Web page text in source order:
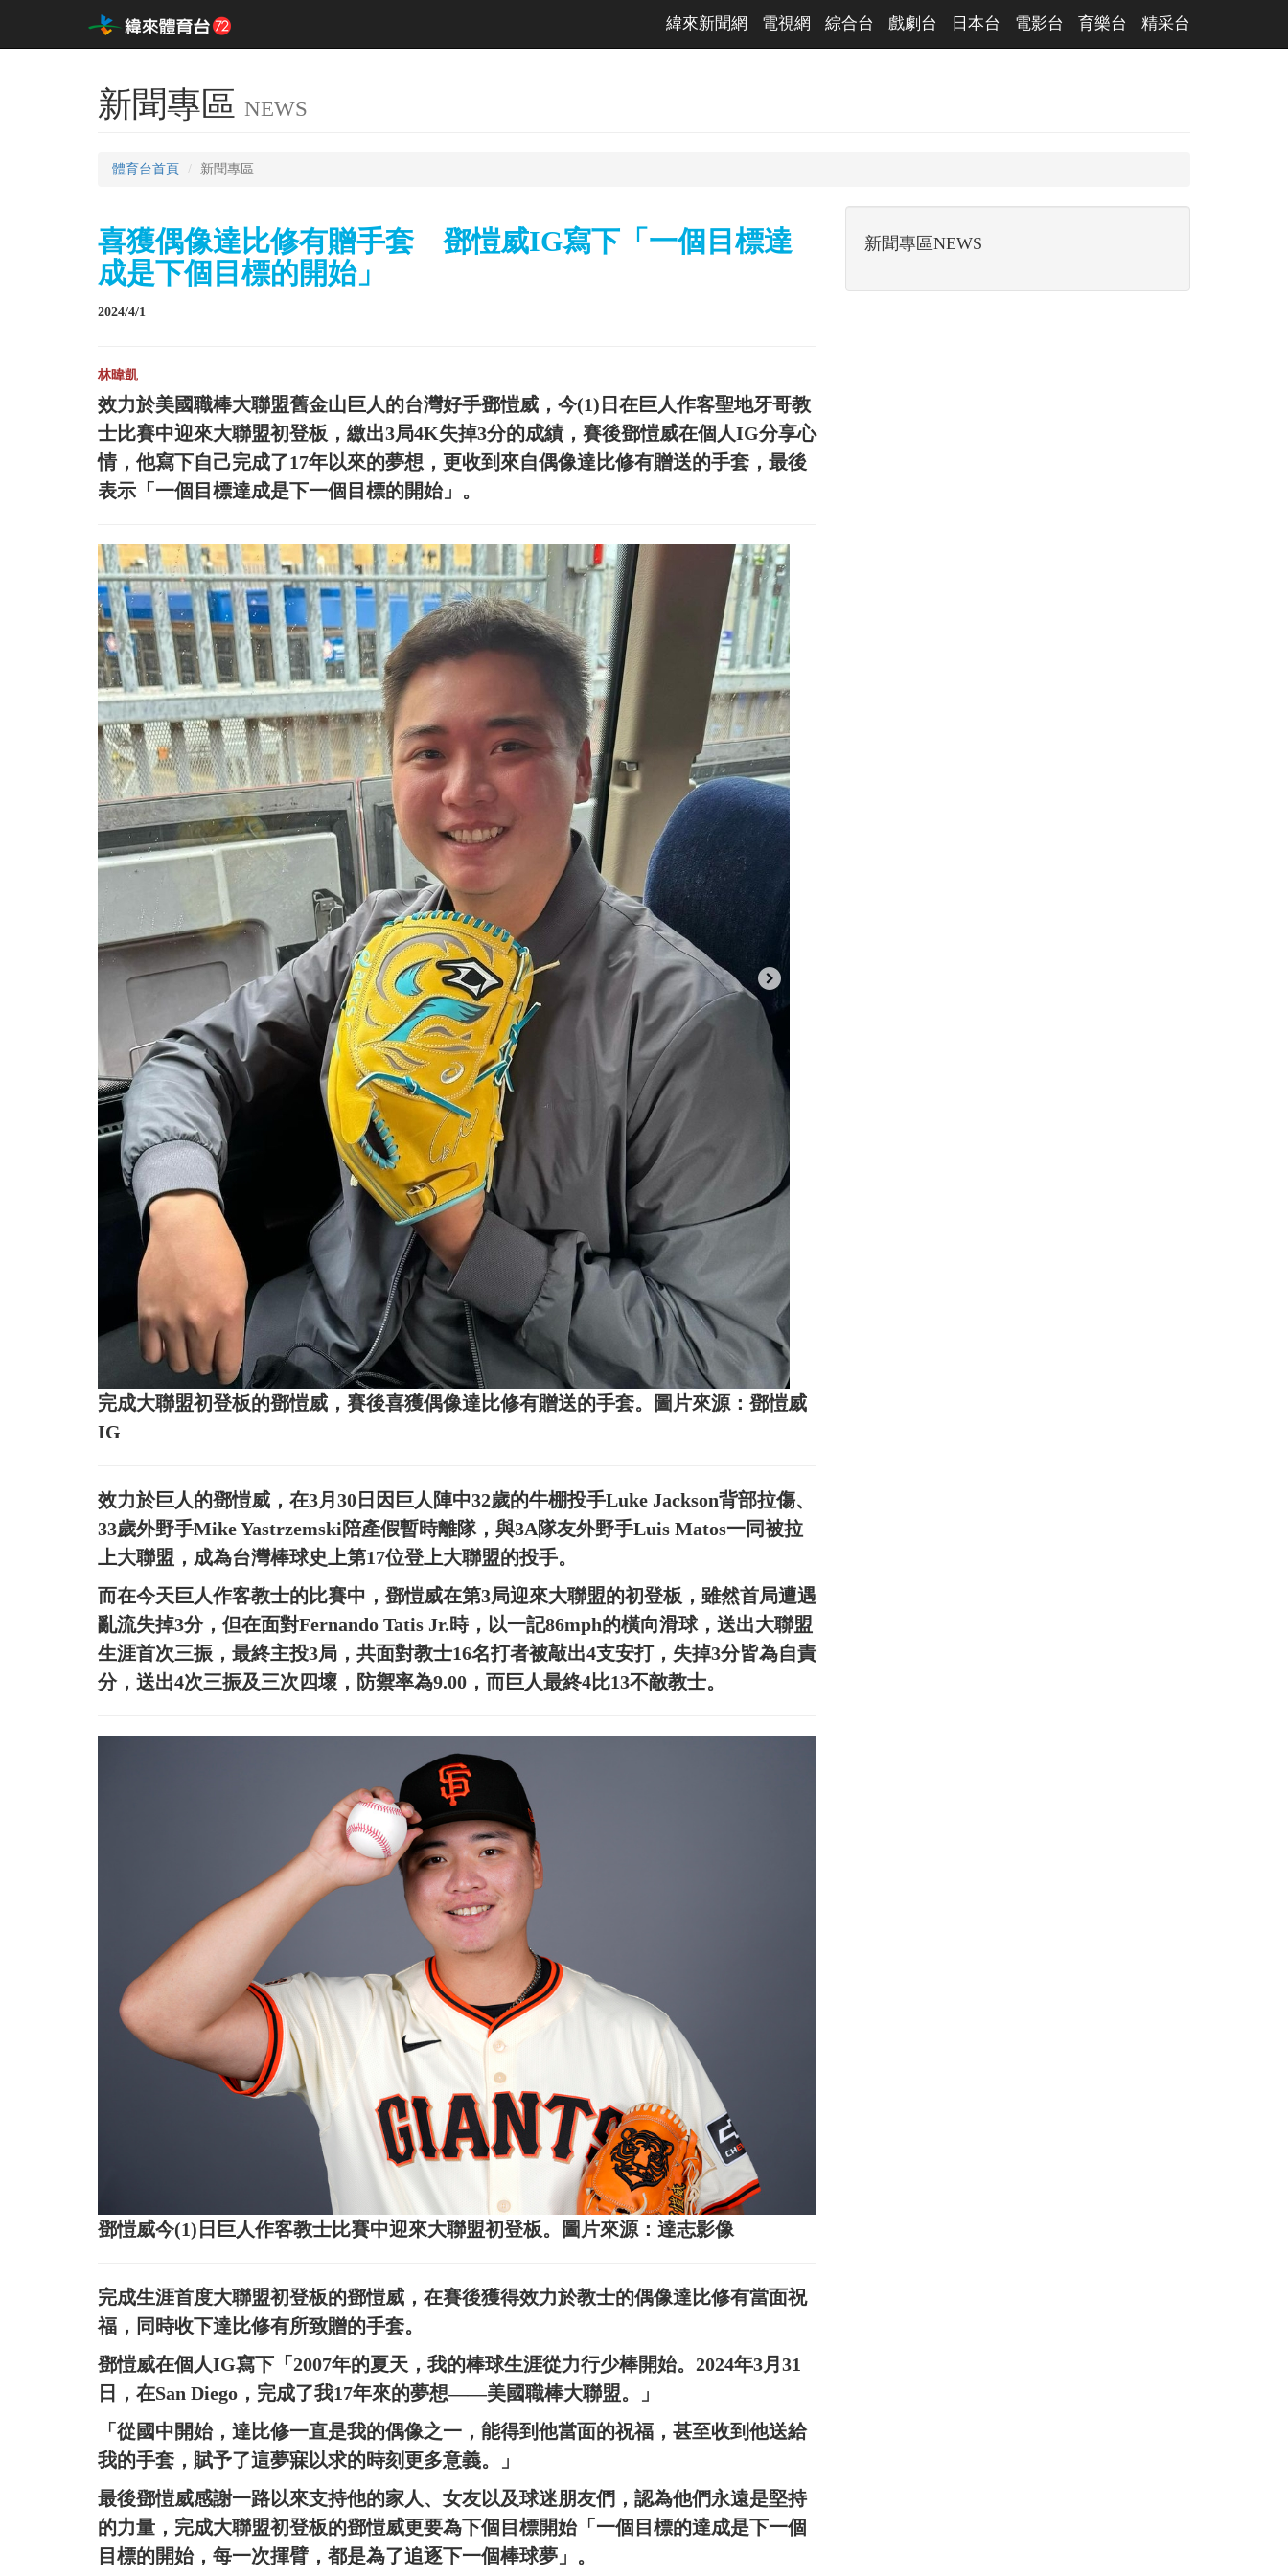
緯來新聞網 電視網 綜合台 戲劇台 日本台 電影台 育樂台 精采台
新聞專區 NEWS
體育台首頁 新聞專區
喜獲偶像達比修有贈手套 鄧愷威IG寫下「一個目標達
成是下個目標的開始」
2024/4/1
林暐凱
效力於美國職棒大聯盟舊金山巨人的台灣好手鄧愷威，今(1)日在巨人作客聖地牙哥教
士比賽中迎來大聯盟初登板，繳出3局4K失掉3分的成績，賽後鄧愷威在個人IG分享心
情，他寫下自己完成了17年以來的夢想，更收到來自偶像達比修有贈送的手套，最後
表示「一個目標達成是下一個目標的開始」。
完成大聯盟初登板的鄧愷威，賽後喜獲偶像達比修有贈送的手套。圖片來源：鄧愷威
IG
效力於巨人的鄧愷威，在3月30日因巨人陣中32歲的牛棚投手Luke Jackson背部拉傷、
33歲外野手Mike Yastrzemski陪產假暫時離隊，與3A隊友外野手Luis Matos一同被拉
上大聯盟，成為台灣棒球史上第17位登上大聯盟的投手。
而在今天巨人作客教士的比賽中，鄧愷威在第3局迎來大聯盟的初登板，雖然首局遭遇
亂流失掉3分，但在面對Fernando Tatis Jr.時，以一記86mph的橫向滑球，送出大聯盟
生涯首次三振，最終主投3局，共面對教士16名打者被敲出4支安打，失掉3分皆為自責
分，送出4次三振及三次四壞，防禦率為9.00，而巨人最終4比13不敵教士。
鄧愷威今(1)日巨人作客教士比賽中迎來大聯盟初登板。圖片來源：達志影像
完成生涯首度大聯盟初登板的鄧愷威，在賽後獲得效力於教士的偶像達比修有當面祝
福，同時收下達比修有所致贈的手套。
鄧愷威在個人IG寫下「2007年的夏天，我的棒球生涯從力行少棒開始。2024年3月31
日，在San Diego，完成了我17年來的夢想——美國職棒大聯盟。」
「從國中開始，達比修一直是我的偶像之一，能得到他當面的祝福，甚至收到他送給
我的手套，賦予了這夢寐以求的時刻更多意義。」
最後鄧愷威感謝一路以來支持他的家人、女友以及球迷朋友們，認為他們永遠是堅持
的力量，完成大聯盟初登板的鄧愷威更要為下個目標開始「一個目標的達成是下一個
目標的開始，每一次揮臂，都是為了追逐下一個棒球夢」。
新聞專區NEWS